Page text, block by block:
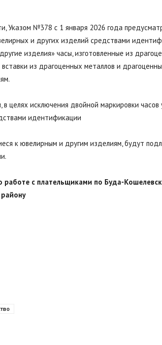
Указом №378 с 1 января 2026 года
и других изделий средствами
изделия» часы, изготовленные из
из драгоценных металлов и
в целях исключения двойной маркировки
идентификации
к ювелирным и другим изделиям, будут
работе с плательщиками по Буда-